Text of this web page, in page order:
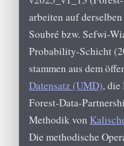
arbeiten auf
Soubré bzw. Sefwi-
Probability-Schicht
stammen aus dem
Datensatz (UMD), die
Forest-Data-
Methodik von
Die methodische